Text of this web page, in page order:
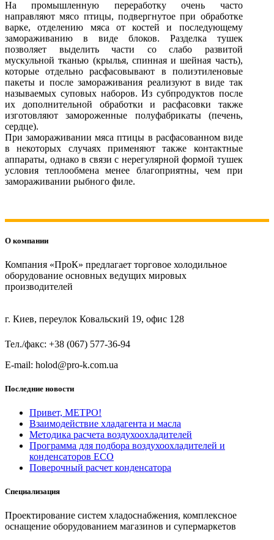
На промышленную переработку очень часто
направляют мясо птицы, подвергнутое при обработке
варке, отделению мяса от костей и последующему
замораживанию в виде блоков. Разделка тушек
позволяет выделить части со слабо развитой
мускульной тканью (крылья, спинная и шейная часть),
которые отдельно расфасовывают в полиэтиленовые
пакеты и после замораживания реализуют в виде так
называемых суповых наборов. Из субпродуктов после
их дополнительной обработки и расфасовки также
изготовляют замороженные полуфабрикаты (печень,
сердце).
При замораживании мяса птицы в расфасованном виде
в некоторых случаях применяют также контактные
аппараты, однако в связи с нерегулярной формой тушек
условия теплообмена менее благоприятны, чем при
замораживании рыбного филе.
О компании
Компания «ПроК» предлагает торговое холодильное
оборудование основных ведущих мировых
производителей
г. Киев, переулок Ковальский 19, офис 128
Тел./факс: +38 (067) 577-36-94
E-mail: holod@pro-k.com.ua
Последние новости
Привет, МЕТРО!
Взаимодействие хладагента и масла
Методика расчета воздухоохладителей
Программа для подбора воздухоохладителей и
конденсаторов ECO
Поверочный расчет конденсатора
Специализация
Проектирование систем хладоснабжения, комплексное
оснащение оборудованием магазинов и супермаркетов